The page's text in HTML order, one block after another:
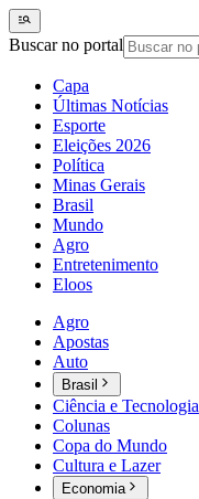
Buscar no portal
Capa
Últimas Notícias
Esporte
Eleições 2026
Política
Minas Gerais
Brasil
Mundo
Agro
Entretenimento
Eloos
Agro
Apostas
Auto
Brasil
Ciência e Tecnologia
Colunas
Copa do Mundo
Cultura e Lazer
Economia